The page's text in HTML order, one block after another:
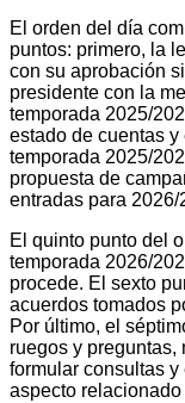
El orden del día
puntos: primero, la
con su aprobación
presidente con la
temporada 2025/
estado de cuentas
temporada 2025/
propuesta de
entradas para
El quinto punto del
temporada 2026/
procede. El sexto
acuerdos tomados
Por último, el
ruegos y preguntas,
formular consultas
aspecto